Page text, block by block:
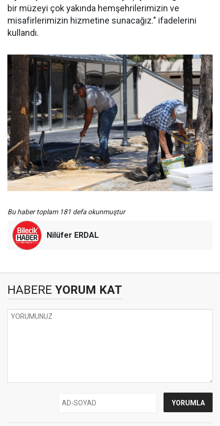
bir müzeyi çok yakında hemşehrilerimizin ve
misafirlerimizin hizmetine sunacağız." ifadelerini
kullandı.
Bu haber toplam 181 defa okunmuştur
Nilüfer ERDAL
HABERE YORUM KAT